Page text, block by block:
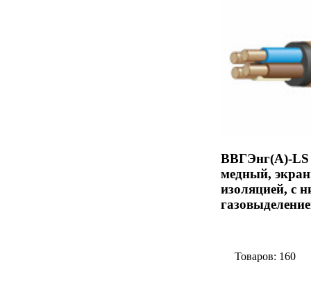
ВВГЭнг(А)-LS
медный,
изоляцией, с
Товаров: 160